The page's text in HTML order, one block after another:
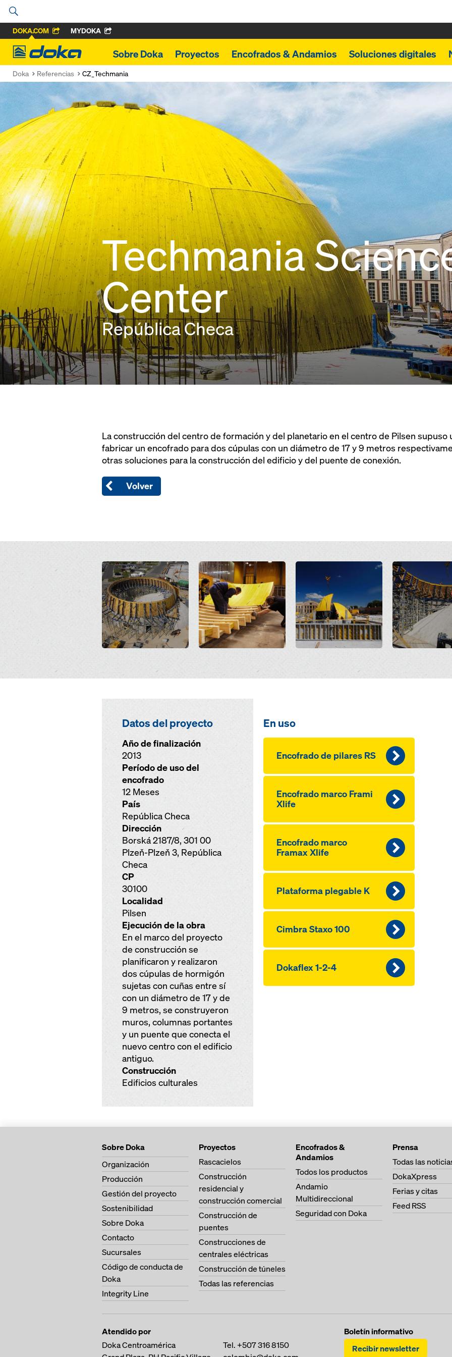
DOKA.COM MYDOKA
Doka
Sobre Doka Proyectos Encofrados & Andamios Soluciones digitales
Doka Referencias CZ_Techmania
Techmania
Center
República Checa
La construcción del centro de formación y del planetario en el centro de Pilsen supuso
fabricar un encofrado para dos cúpulas con un diámetro de 17 y 9 metros
otras soluciones para la construcción del edificio y del puente de conexión.
Volver
Open Open Open Open
Datos del proyecto
Año de finalización
2013
Período de uso del
encofrado
12 Meses
País
República Checa
Dirección
Borská 2187/8, 301 00
Plzeň-Plzeň 3, República
Checa
CP
30100
Localidad
Pilsen
Ejecución de la obra
En el marco del proyecto
de construcción se
planificaron y realizaron
dos cúpulas de hormigón
sujetas con cuñas entre sí
con un diámetro de 17 y de
9 metros, se construyeron
muros, columnas portantes
y un puente que conecta el
nuevo centro con el edificio
antiguo.
Construcción
Edificios culturales
En uso
Encofrado de pilares RS
Encofrado marco Frami
Xlife
Encofrado marco
Framax Xlife
Plataforma plegable K
Cimbra Staxo 100
Dokaflex 1-2-4
Sobre Doka
Organización
Producción
Gestión del proyecto
Sostenibilidad
Sobre Doka
Contacto
Sucursales
Código de conducta de
Doka
Integrity Line
Proyectos
Rascacielos
Construcción
residencial y
construcción comercial
Construcción de
puentes
Construcciones de
centrales eléctricas
Construcción de túneles
Todas las referencias
Encofrados &
Andamios
Todos los productos
Andamio
Multidireccional
Seguridad con Doka
Prensa
Todas las
DokaXpress
Ferias y citas
Feed RSS
Atendido por
Doka Centroamérica
Tel.+507 316 8150
Boletín informativo
Recibir newsletter